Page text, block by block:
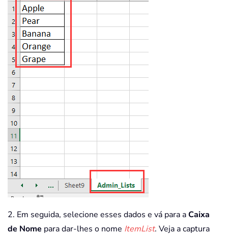
2. Em seguida, selecione esses dados e vá para aCaixa
de Nome para dar-lhes o nome ItemList. Veja a captura